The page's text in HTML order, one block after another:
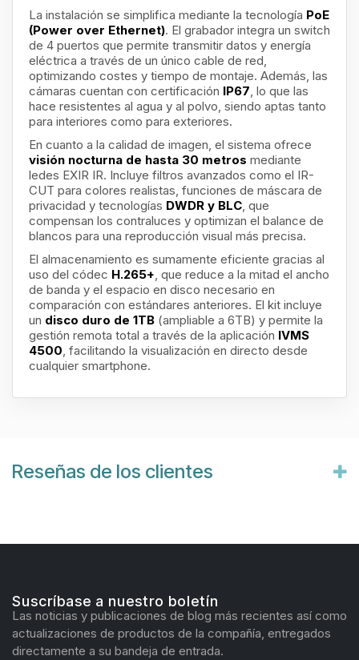
La instalación se simplifica mediante la tecnología PoE
(Power over Ethernet). El grabador integra un switch
de 4 puertos que permite transmitir datos y energía
eléctrica a través de un único cable de red,
optimizando costes y tiempo de montaje. Además, las
cámaras cuentan con certificación IP67, lo que las
hace resistentes al agua y al polvo, siendo aptas tanto
para interiores como para exteriores.
En cuanto a la calidad de imagen, el sistema ofrece
visión nocturna de hasta 30 metros mediante
ledes EXIR IR. Incluye filtros avanzados como el IR-
CUT para colores realistas, funciones de máscara de
privacidad y tecnologías DWDR y BLC, que
compensan los contraluces y optimizan el balance de
blancos para una reproducción visual más precisa.
El almacenamiento es sumamente eficiente gracias al
uso del códec H.265+, que reduce a la mitad el ancho
de banda y el espacio en disco necesario en
comparación con estándares anteriores. El kit incluye
un disco duro de 1TB (ampliable a 6TB) y permite la
gestión remota total a través de la aplicación IVMS
4500, facilitando la visualización en directo desde
cualquier smartphone.
Reseñas de los clientes
Suscríbase a nuestro boletín
Las noticias y publicaciones de blog más recientes así como
actualizaciones de productos de la compañía, entregados
directamente a su bandeja de entrada.